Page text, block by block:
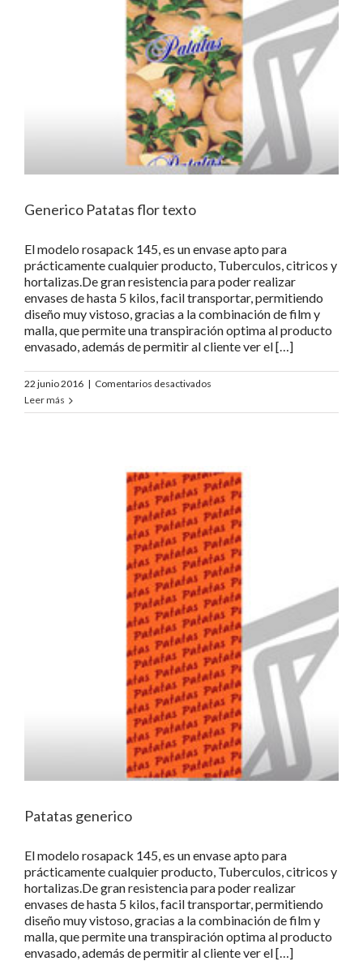
Generico Patatas flor texto
El modelo rosapack 145, es un envase apto para
prácticamente cualquier producto, Tuberculos, citricos y
hortalizas.De gran resistencia para poder realizar
envases de hasta 5 kilos, facil transportar, permitiendo
diseño muy vistoso, gracias a la combinación de film y
malla, que permite una transpiración optima al producto
envasado, además de permitir al cliente ver el […]
22 junio 2016 | Comentarios desactivados
Patatas
Leer más
Patatas generico
El modelo rosapack 145, es un envase apto para
prácticamente cualquier producto, Tuberculos, citricos y
hortalizas.De gran resistencia para poder realizar
envases de hasta 5 kilos, facil transportar, permitiendo
diseño muy vistoso, gracias a la combinación de film y
malla, que permite una transpiración optima al producto
envasado, además de permitir al cliente ver el […]